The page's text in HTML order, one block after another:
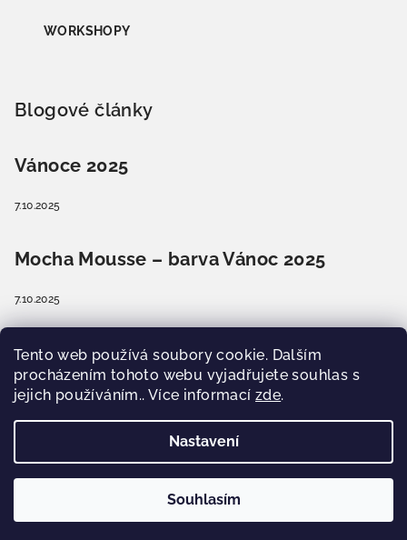
Tento web používá soubory cookie. Dalším
procházením tohoto webu vyjadřujete souhlas s
jejich používáním.. Více informací zde.
Nastavení
Souhlasím
WORKSHOPY
Blogové články
Vánoce 2025
7.10.2025
Mocha Mousse – barva Vánoc 2025
7.10.2025
Barva Vánoc 2025? Příroda se vrací domů.
Jaká barva vládne?
Vytvořil Shoptet